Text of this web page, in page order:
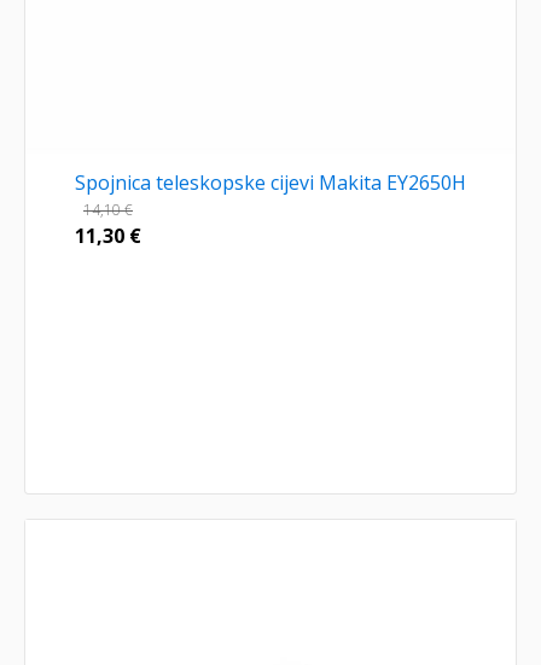
Spojnica teleskopske cijevi Makita EY2650H
14,10€
11,30 €